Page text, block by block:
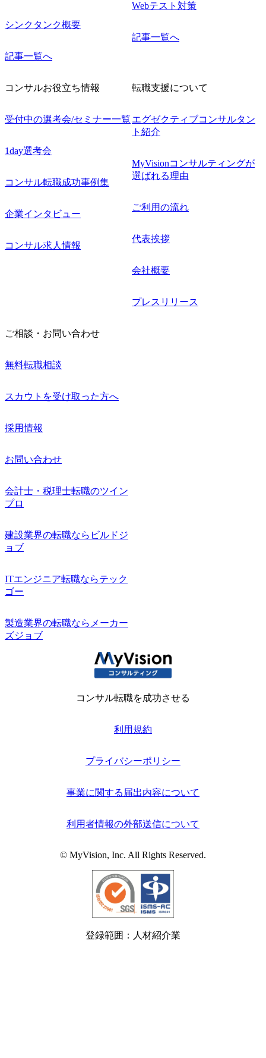
シンクタンク概要
記事一覧へ
Webテスト対策
記事一覧へ
コンサルお役立ち情報
受付中の選考会/セミナー一覧
1day選考会
コンサル転職成功事例集
企業インタビュー
コンサル求人情報
転職支援について
エグゼクティブコンサルタン
ト紹介
MyVisionコンサルティングが
選ばれる理由
ご利用の流れ
代表挨拶
会社概要
プレスリリース
ご相談・お問い合わせ
無料転職相談
スカウトを受け取った方へ
採用情報
お問い合わせ
会計士・税理士転職のツイン
プロ
建設業界の転職ならビルドジ
ョブ
ITエンジニア転職ならテック
ゴー
製造業界の転職ならメーカー
ズジョブ
コンサル転職を成功させる
利用規約
プライバシーポリシー
事業に関する届出内容について
利用者情報の外部送信について
© MyVision, Inc. All Rights Reserved.
登録範囲：人材紹介業